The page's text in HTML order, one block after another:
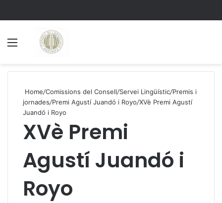
Home/Comissions del Consell/Servei Lingüístic/Premis i
jornades/Premi Agustí Juandó i Royo/XVè Premi Agustí
Juandó i Royo
XVè Premi
Agustí Juandó i
Royo